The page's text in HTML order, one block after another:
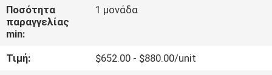
ΠΟΙΟΤΙΚΌΣ
ΈΛΕΓΧΟΣ
Ποσότητα
παραγγελίας
min:
1 μονάδα
Τιμή:
$652.00 - $880.00/unit